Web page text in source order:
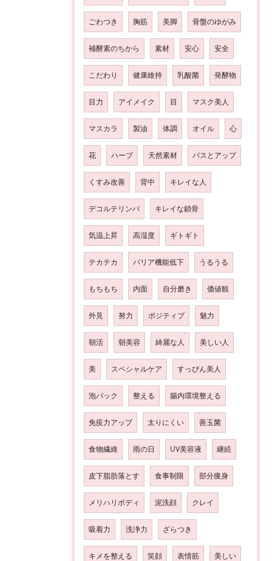
ごわつき 胸筋 美脚 骨盤のゆがみ
補酵素のちから 素材 安心 安全
こだわり 健康維持 乳酸菌 発酵物
目力 アイメイク 目 マスク美人
マスカラ 製油 体調 オイル 心
花 ハーブ 天然素材 バスとアップ
くすみ改善 背中 キレイな人
デコルテリンパ キレイな鎖骨
気温上昇 高湿度 ギトギト
テカテカ バリア機能低下 うるうる
もちもち 内面 自分磨き 価値観
外見 努力 ポジティブ 魅力
朝活 朝美容 綺麗な人 美しい人
美 スペシャルケア すっぴん美人
泡パック 整える 腸内環境整える
免疫力アップ 太りにくい 善玉菌
食物繊維 雨の日 UV美容液 継続
皮下脂肪落とす 食事制限 部分痩身
メリハリボディ 泥洗顔 クレイ
吸着力 洗浄力 ざらつき
キメを整える 笑顔 表情筋 美しい